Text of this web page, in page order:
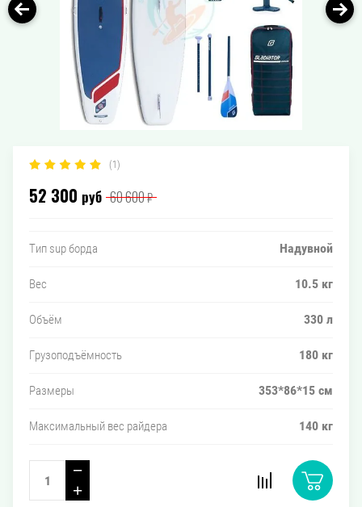
(1)
52 300 руб 60 600₽
Тип sup борда Надувной
Вес 10.5 кг
Объём 330 л
Грузоподъёмность 180 кг
Размеры 353*86*15 см
Максимальный вес райдера 140 кг
−
+